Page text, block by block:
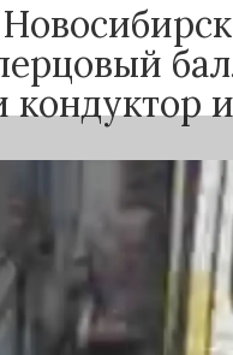
кондуктор
в салоне
инцидент
очевидцы
,
перепалку с
В ходе